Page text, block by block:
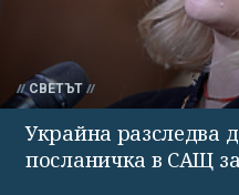
СВЕТЪТ
Украйна разследва
посланичка в САЩ